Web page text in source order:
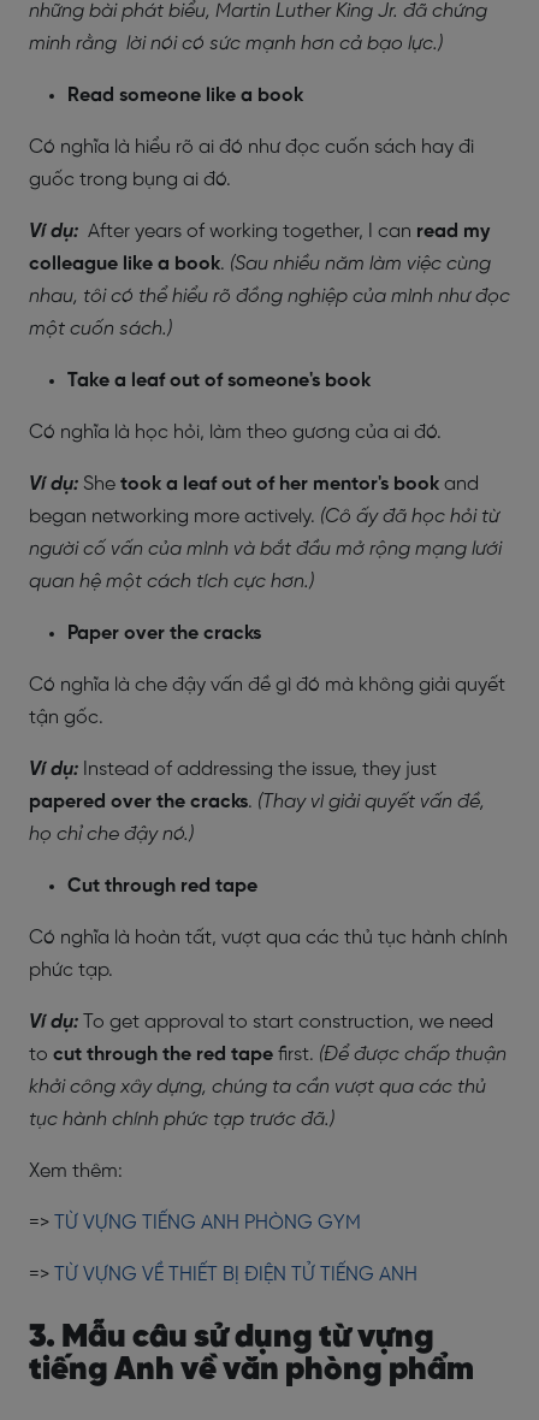
những bài phát biểu, Martin Luther King Jr. đã chứng
minh rằng lời nói có sức mạnh hơn cả bạo lực.)
Read someone like a book
Có nghĩa là hiểu rõ ai đó như đọc cuốn sách hay đi
guốc trong bụng ai đó.
Ví dụ: After years of working together, I can read my
colleague like a book. (Sau nhiều năm làm việc cùng
nhau, tôi có thể hiểu rõ đồng nghiệp của mình như đọc
một cuốn sách.)
Take a leaf out of someone's book
Có nghĩa là học hỏi, làm theo gương của ai đó.
Ví dụ: She took a leaf out of her mentor's book and
began networking more actively. (Cô ấy đã học hỏi từ
người cố vấn của mình và bắt đầu mở rộng mạng lưới
quan hệ một cách tích cực hơn.)
Paper over the cracks
Có nghĩa là che đậy vấn đề gì đó mà không giải quyết
tận gốc.
Ví dụ: Instead of addressing the issue, they just
papered over the cracks. (Thay vì giải quyết vấn đề,
họ chỉ che đậy nó.)
Cut through red tape
Có nghĩa là hoàn tất, vượt qua các thủ tục hành chính
phức tạp.
Ví dụ: To get approval to start construction, we need
to cut through the red tape first. (Để được chấp thuận
khởi công xây dựng, chúng ta cần vượt qua các thủ
tục hành chính phức tạp trước đã.)
Xem thêm:
=> TỪ VỰNG TIẾNG ANH PHÒNG GYM
=> TỪ VỰNG VỀ THIẾT BỊ ĐIỆN TỬ TIẾNG ANH
3. Mẫu câu sử dụng từ vựng
tiếng Anh về văn phòng phẩm